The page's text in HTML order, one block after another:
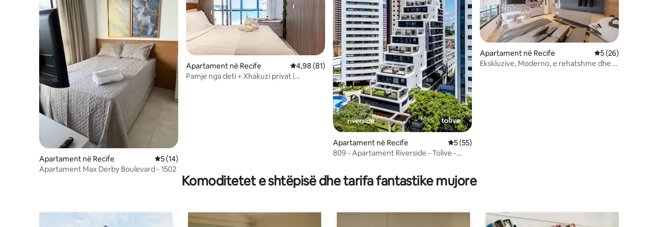
Apartament në Recife Vlerësimi mesatar 5 nga 5, 14 vlerësime
5 (14)
Apartament Max Derby Boulevard - 1502
Apartament në Recife Vlerësimi mesatar 4,98 nga 5, 81 vlerësime
4,98 (81)
Pamje nga deti + Xhakuzi privat |
Apartament në Recife Vlerësimi mesatar 5 nga 5, 55 vlerësime
5 (55)
809 - Apartament Riverside - Tolive -
Apartament në Recife Vlerësimi mesatar
5 (26)
Ekskluzive, Moderno, e rehatshme dhe e
Komoditetet e shtëpisë dhe tarifa fantastike mujore